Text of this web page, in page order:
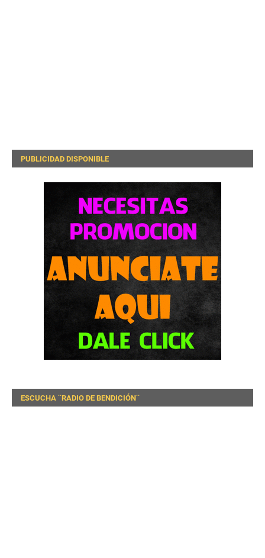
PUBLICIDAD DISPONIBLE
ESCUCHA ¨RADIO DE BENDICIÓN¨